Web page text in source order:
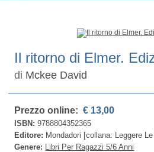
Il ritorno di Elmer.
di Mckee David
Prezzo online: € 13,00
ISBN:9788804352365
Editore: Mondadori [collana: Leggere
Genere: Libri Per Ragazzi 5/6 Anni